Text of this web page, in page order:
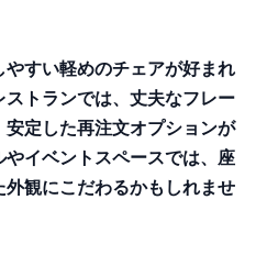
すい軽めのチェアが好まれ
トランでは、丈夫なフレー
定した再注文オプションが
イベントスペースでは、座
観にこだわるかもしれませ